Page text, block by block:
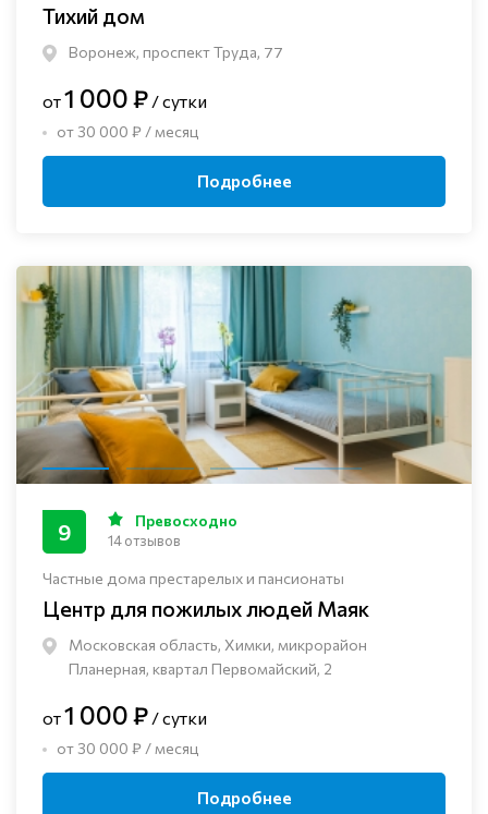
Тихий дом
Воронеж, проспект Труда, 77
от1 000 ₽ / сутки
от 30 000 ₽ / месяц
Подробнее
Частные дома престарелых и пансионаты
Центр для пожилых людей Маяк
Московская область, Химки, микрорайон
Планерная, квартал Первомайский, 2
9 Превосходно
14 отзывов
от1 000 ₽ / сутки
от 30 000 ₽ / месяц
Подробнее